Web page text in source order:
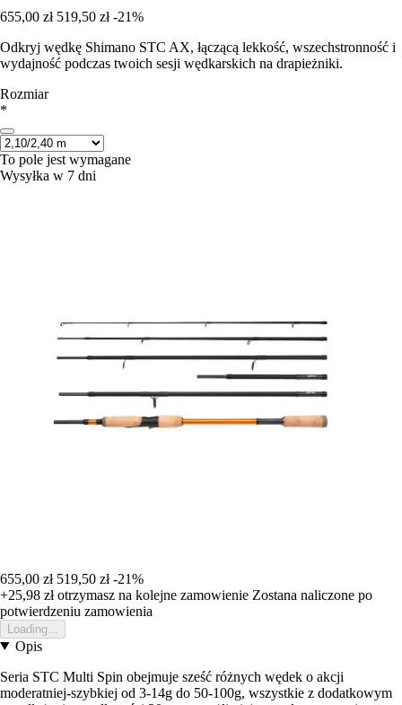
655,00 zł 519,50 zł -21%
Odkryj wędkę Shimano STC AX, łączącą lekkość, wszechstronność i
wydajność podczas twoich sesji wędkarskich na drapieżniki.
Rozmiar
*
To pole jest wymagane
Wysyłka w 7 dni
655,00 zł 519,50 zł -21%
+25,98 złotrzymasz na kolejne zamowienie Zostana naliczone po
potwierdzeniu zamowienia
Loading...
Opis
Seria STC Multi Spin obejmuje sześć różnych wędek o akcji
moderatniej-szybkiej od 3-14g do 50-100g, wszystkie z dodatkowym